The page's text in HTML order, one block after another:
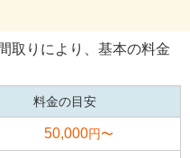
取りにより、基本の料金
料金の目安
50,000円〜